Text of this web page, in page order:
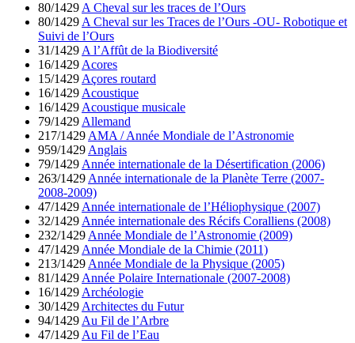
80/1429 A Cheval sur les traces de l’Ours
80/1429 A Cheval sur les Traces de l’Ours -OU- Robotique et
Suivi de l’Ours
31/1429 A l’Affût de la Biodiversité
16/1429 Acores
15/1429 Açores routard
16/1429 Acoustique
16/1429 Acoustique musicale
79/1429 Allemand
217/1429 AMA / Année Mondiale de l’Astronomie
959/1429 Anglais
79/1429 Année internationale de la Désertification (2006)
263/1429 Année internationale de la Planète Terre (2007-
2008-2009)
47/1429 Année internationale de l’Héliophysique (2007)
32/1429 Année internationale des Récifs Coralliens (2008)
232/1429 Année Mondiale de l’Astronomie (2009)
47/1429 Année Mondiale de la Chimie (2011)
213/1429 Année Mondiale de la Physique (2005)
81/1429 Année Polaire Internationale (2007-2008)
16/1429 Archéologie
30/1429 Architectes du Futur
94/1429 Au Fil de l’Arbre
47/1429 Au Fil de l’Eau